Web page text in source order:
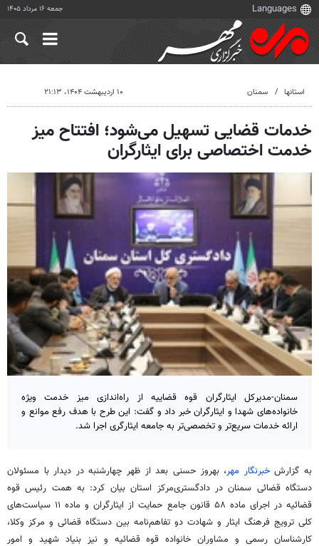
جمعه ۱۶ مرداد ۱۴۰۵
استانها سمنان ۱۰ اردیبهشت ۱۴۰۴، ۲۱:۱۳
خدمات قضایی تسهیل می‌شود؛ افتتاح میز
خدمت اختصاصی برای ایثارگران
سمنان-مدیرکل ایثارگران قوه قضاییه از راه‌اندازی میز خدمت ویژه
خانواده‌های شهدا و ایثارگران خبر داد و گفت: این طرح با هدف رفع موانع و
ارائه خدمات سریع‌تر و تخصصی‌تر به جامعه ایثارگری اجرا شد.
به گزارشخبرنگار مهر، بهروز حسنی بعد از ظهر چهارشنبه در دیدار با مسئولان
دستگاه قضائی سمنان در دادگستری‌مرکز استان بیان کرد: به همت رئیس قوه
قضائیه در اجرای ماده ۵۸ قانون جامع حمایت از ایثارگران و ماده ۱۱ سیاست‌های
کلی ترویج فرهنگ ایثار و شهادت دو تفاهم‌نامه بین دستگاه قضائی و مرکز وکلا،
کارشناسان رسمی و مشاوران خانواده قوه قضائیه و نیز بنیاد شهید و امور